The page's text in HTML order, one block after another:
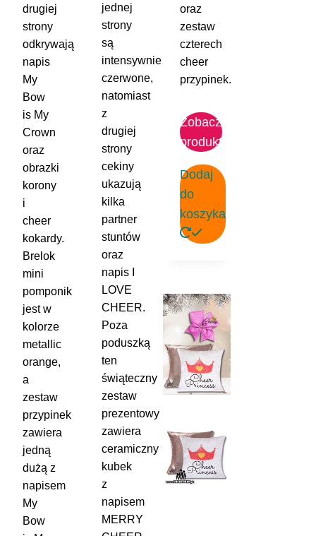
drugiej
strony
odkrywają
napis
My
Bow
is My
Crown
oraz
obrazki
korony
i
cheer
kokardy.
Brelok
mini
pomponik
jest w
kolorze
metallic
orange,
a
zestaw
przypinek
zawiera
jedną
dużą z
napisem
My
Bow
jednej
strony
są
intensywnie
czerwone,
natomiast
z
drugiej
strony
cekiny
ukazują
kilka
partner
stuntów
oraz
napis I
LOVE
CHEER.
Poza
poduszką
ten
świąteczny
zestaw
prezentowy
zawiera
ceramiczny
kubek
z
napisem
MERRY
oraz
zestaw
czterech
cheer
przypinek.
Zobacz
produkt
Dodaj
do
koszyka